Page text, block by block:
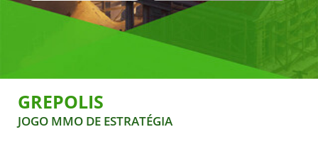
English
Français
Polski
GREPOLIS
JOGO MMO DE ESTRATÉGIA